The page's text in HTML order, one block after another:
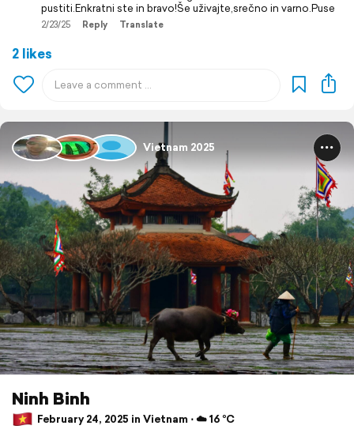
pustiti.Enkratni ste in bravo!Še uživajte,srečno in varno.Puse
2/23/25 Reply Translate
2 likes
Vietnam 2025
Ninh Binh
February 24, 2025 in Vietnam ⋅ ☁️ 16 °C